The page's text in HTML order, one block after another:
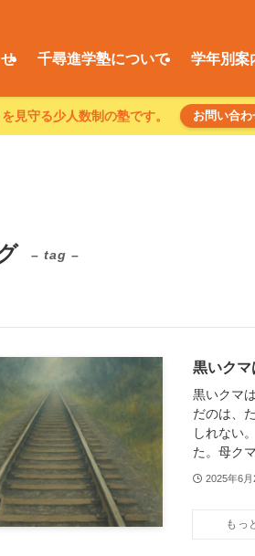
千尋進学塾について 学年別案
見守る少人数制の塾です。 お問い合わ
– tag –
黒いク
黒いクマ
だのは、
しれない
た。母ク
2025年6月